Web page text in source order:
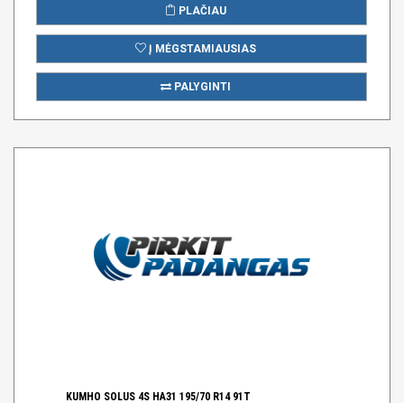
PLAČIAU
Į MĖGSTAMIAUSIAS
PALYGINTI
KUMHO SOLUS 4S HA31 195/70 R14 91T